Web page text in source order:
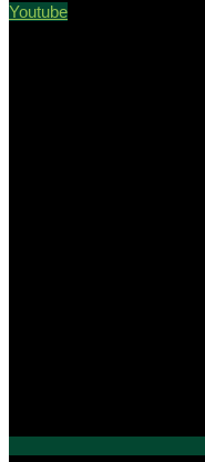
Youtube